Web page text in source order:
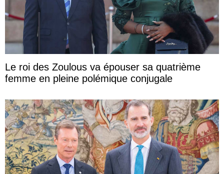
Le roi des Zoulous va épouser sa quatrième
femme en pleine polémique conjugale